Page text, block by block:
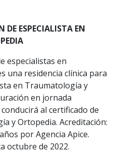
DE ESPECIALISTA EN
especialistas en
una residencia clínica para
en Traumatología y
en jornada
al certificado de
y Ortopedia. Acreditación:
por Agencia Apice.
octubre de 2022.